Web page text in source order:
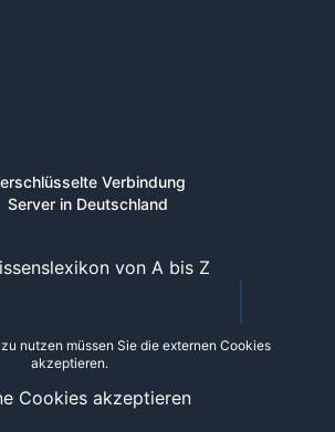
Verbindung
Server in Deutschland
von A bis Z
nutzen müssen Sie die externen Cookies
akzeptieren.
Cookies akzeptieren